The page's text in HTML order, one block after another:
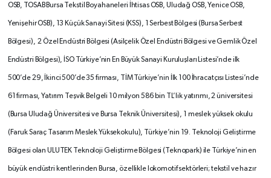
OSB, TOSAB Bursa Tekstil Boyahaneleri İhtisas OSB, Uludağ OSB, Yenice OSB,
Yenişehir OSB), 13 Küçük Sanayi Sitesi (KSS), 1 Serbest Bölgesi (Bursa Serbest
Bölgesi), 2 Özel Endüstri Bölgesi (Asilçelik Özel Endüstri Bölgesi ve Gemlik Özel
Endüstri Bölgesi), İSO Türkiye’nin En Büyük Sanayi Kuruluşları Listesi’nde ilk
500’de 29, İkinci 500’de 35 firması, TİM Türkiye’nin İlk 100 İhracatçısı Listesi’nde
61 firması, Yatırım Teşvik Belgeli 10 milyon 586 bin TL’lik yatırımı, 2 üniversitesi
(Bursa Uludağ Üniversitesi ve Bursa Teknik Üniversitesi), 1 meslek yüksek okulu
(Faruk Saraç Tasarım Meslek Yüksekokulu), Türkiye’nin 19. Teknoloji Geliştirme
Bölgesi olan ULUTEK Teknoloji Geliştirme Bölgesi (Teknopark) ile Türkiye’nin en
büyük endüstri kentlerinden Bursa, özellikle lokomotif sektörleri; tekstil ve hazır